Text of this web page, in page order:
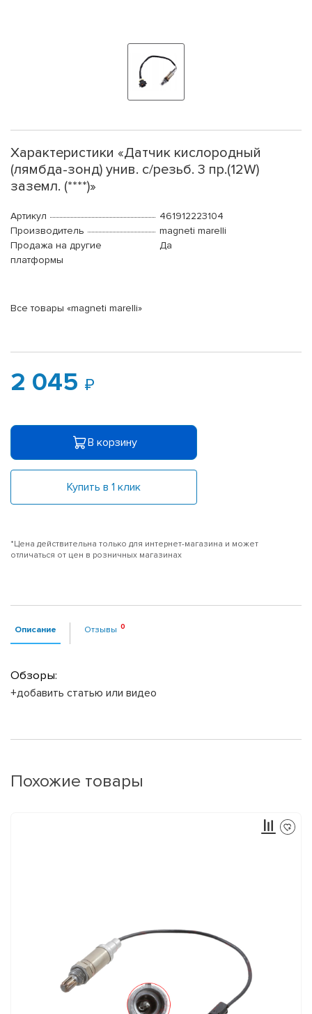
Характеристики «Датчик кислородный
(лямбда-зонд) унив. с/резьб. 3 пр.(12W)
заземл. (****)»
Артикул
461912223104
Производитель
magneti marelli
Продажа на другие
платформы
Да
Все товары «magneti marelli»
2 045
В корзину
Купить в 1 клик
*Цена действительна только для интернет-магазина и может
отличаться от цен в розничных магазинах
Описание Отзывы
Обзоры:
+добавить статью или видео
Похожие товары